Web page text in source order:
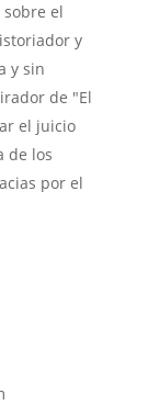
el
y
y sin
de "El
el juicio
de los
por el